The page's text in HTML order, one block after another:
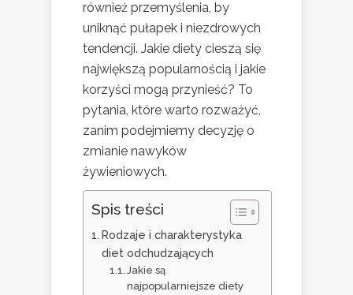
również przemyślenia, by
uniknąć pułapek i niezdrowych
tendencji. Jakie diety cieszą się
największą popularnością i jakie
korzyści mogą przynieść? To
pytania, które warto rozważyć,
zanim podejmiemy decyzję o
zmianie nawyków
żywieniowych.
Spis treści
Rodzaje i charakterystyka
diet odchudzających
Jakie są
najpopularniejsze diety